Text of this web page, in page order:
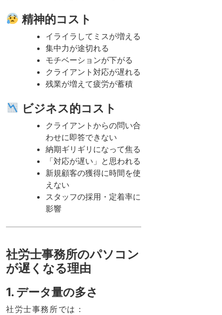
精神的コスト
イライラしてミスが増える
集中力が途切れる
モチベーションが下がる
クライアント対応が遅れる
残業が増えて疲労が蓄積
ビジネス的コスト
クライアントからの問い合
わせに即答できない
納期ギリギリになって焦る
「対応が遅い」と思われる
新規顧客の獲得に時間を使
えない
スタッフの採用・定着率に
影響
社労士事務所のパソコン
が遅くなる理由
1. データ量の多さ
社労士事務所では：